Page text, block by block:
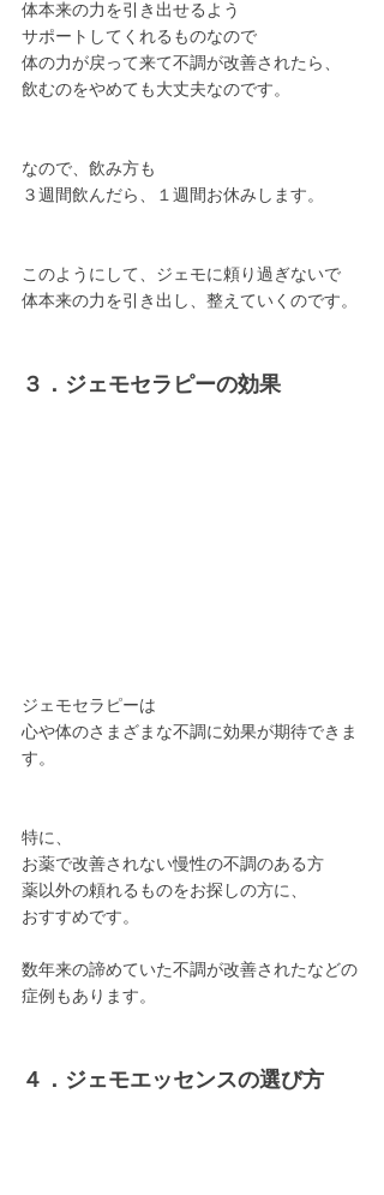
体本来の力を引き出せるよう
サポートしてくれるものなので
体の力が戻って来て不調が改善されたら、
飲むのをやめても大丈夫なのです。
なので、飲み方も
３週間飲んだら、１週間お休みします。
このようにして、ジェモに頼り過ぎないで
体本来の力を引き出し、整えていくのです。
３．ジェモセラピーの効果
ジェモセラピーは
心や体のさまざまな不調に効果が期待できま
す。
特に、
お薬で改善されない慢性の不調のある方
薬以外の頼れるものをお探しの方に、
おすすめです。
数年来の諦めていた不調が改善されたなどの
症例もあります。
４．ジェモエッセンスの選び方